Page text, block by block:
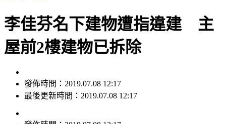
李佳芬名下建物遭指違建 主
屋前2樓建物已拆除
發佈時間：2019.07.08 12:17